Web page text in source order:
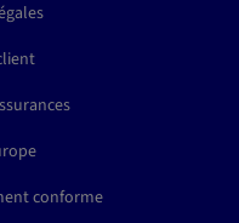
conforme